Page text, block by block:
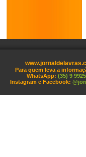
Para quem leva a
WhatsApp: (35) 9
Instagram e Facebook: